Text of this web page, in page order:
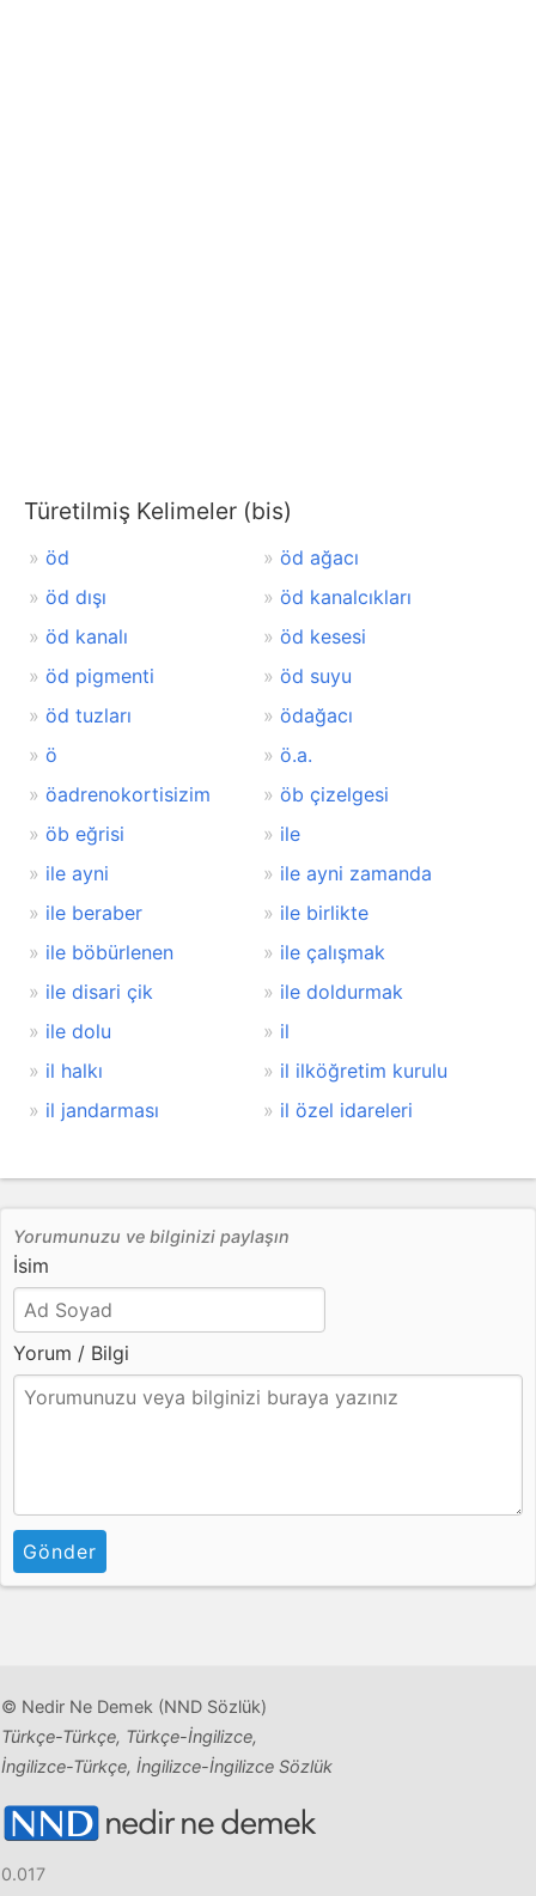
Türetilmiş Kelimeler (bis)
öd
öd ağacı
öd dışı
öd kanalcıkları
öd kanalı
öd kesesi
öd pigmenti
öd suyu
öd tuzları
ödağacı
ö
ö.a.
öadrenokortisizim
öb çizelgesi
öb eğrisi
ile
ile ayni
ile ayni zamanda
ile beraber
ile birlikte
ile böbürlenen
ile çalışmak
ile disari çik
ile doldurmak
ile dolu
il
il halkı
il ilköğretim kurulu
il jandarması
il özel idareleri
Yorumunuzu ve bilginizi paylaşın
İsim
Yorum / Bilgi
Gönder
© Nedir Ne Demek (NND Sözlük)
Türkçe-Türkçe, Türkçe-İngilizce,
İngilizce-Türkçe, İngilizce-İngilizce Sözlük
0.017